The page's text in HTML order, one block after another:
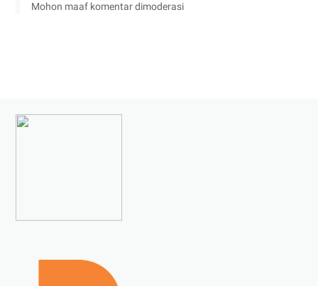
Mohon maaf komentar dimoderasi